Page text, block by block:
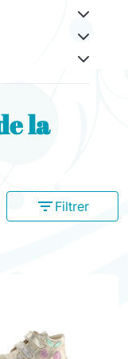
la
filter_list Filtrer